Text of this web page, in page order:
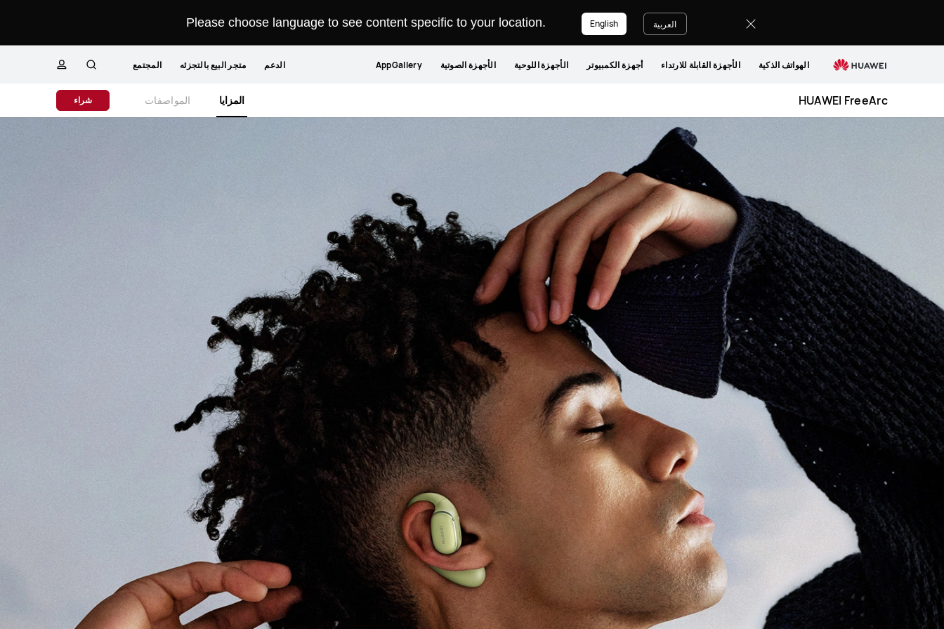
Please choose language to see content specific to your location. العربية English
الهواتف الذكية الأجهزة القابلة للارتداء أجهزة الكمبيوتر الأجهزة اللوحية الأجهزة الصوتية AppGallery الدعم متجر البيع بالتجزئه المجتمع
HUAWEI FreeArc المزايا المواصفات شراء